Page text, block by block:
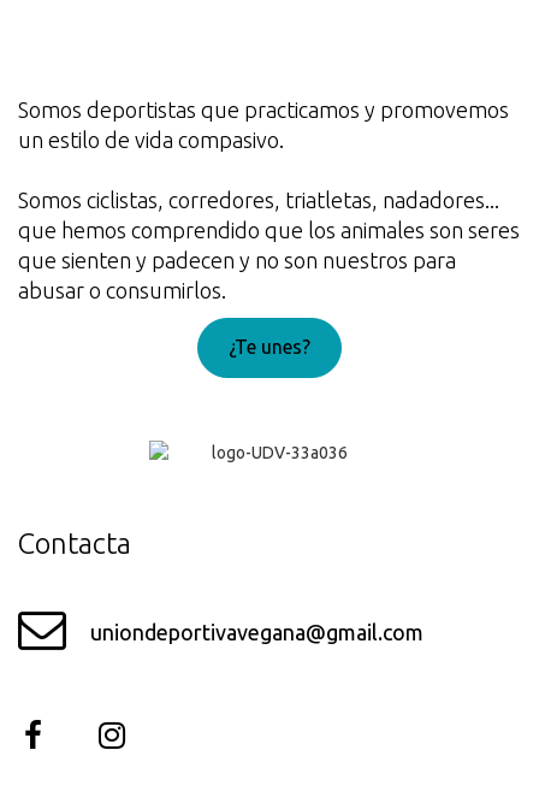
Somos deportistas que practicamos y promovemos
un estilo de vida compasivo.
Somos ciclistas, corredores, triatletas, nadadores...
que hemos comprendido que los animales son seres
que sienten y padecen y no son nuestros para
abusar o consumirlos.
¿Te unes?
Contacta
uniondeportivavegana@gmail.com